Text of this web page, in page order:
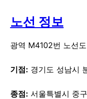
노선 정보
광역 M4102번 노선도
기점: 경기도 성남시
종점: 서울특별시 중